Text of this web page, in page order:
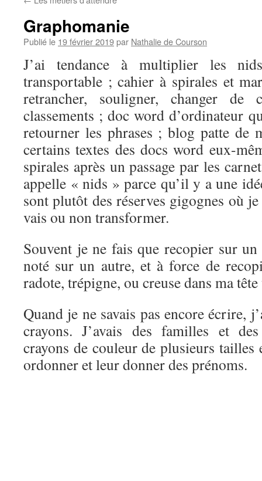
Graphomanie
Publié le 19 février 2019par Nathalie de Courson
J’ai tendance à multiplier les
transportable ; cahier à spirales et
retrancher, souligner, changer de
classements ; doc word d’ordinateur
retourner les phrases ; blog patte de
certains textes des docs word eux-
spirales après un passage par les
appelle « nids » parce qu’il y a une
sont plutôt des réserves gigognes où
vais ou non transformer.
Souvent je ne fais que recopier sur
noté sur un autre, et à force de
radote, trépigne, ou creuse dans ma
Quand je ne savais pas encore écrire,
crayons. J’avais des familles et
crayons de couleur de plusieurs tailles
ordonner et leur donner des prénoms.